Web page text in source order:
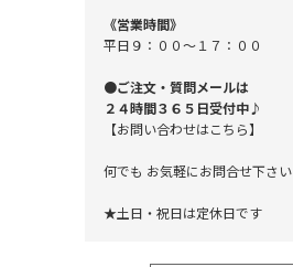
《営業時間》
平日９：００～１７：００
●ご注文・質問メールは
２４時間３６５日受付中♪
【お問い合わせはこちら】
何でも お気軽にお問合せ下さい
★土日・祝日は定休日です